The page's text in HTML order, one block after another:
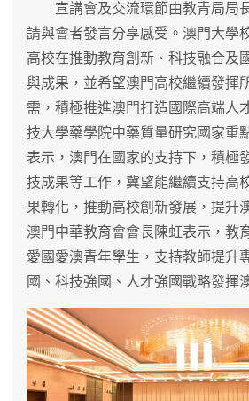
宣講會及交流環節由教青局局
請與會者發言分享感受。澳門大學
高校在推動教育創新、科技融合及
與成果，並希望澳門高校繼續發揮
需，積極推進澳門打造國際高端人
技大學藥學院中藥質量研究國家重
表示，澳門在國家的支持下，積極
技成果等工作，冀望能繼續支持高
果轉化，推動高校創新發展，提升
澳門中華教育會會長陳虹表示，教
愛國愛澳青年學生，支持教師提升
國、科技強國、人才強國戰略發揮